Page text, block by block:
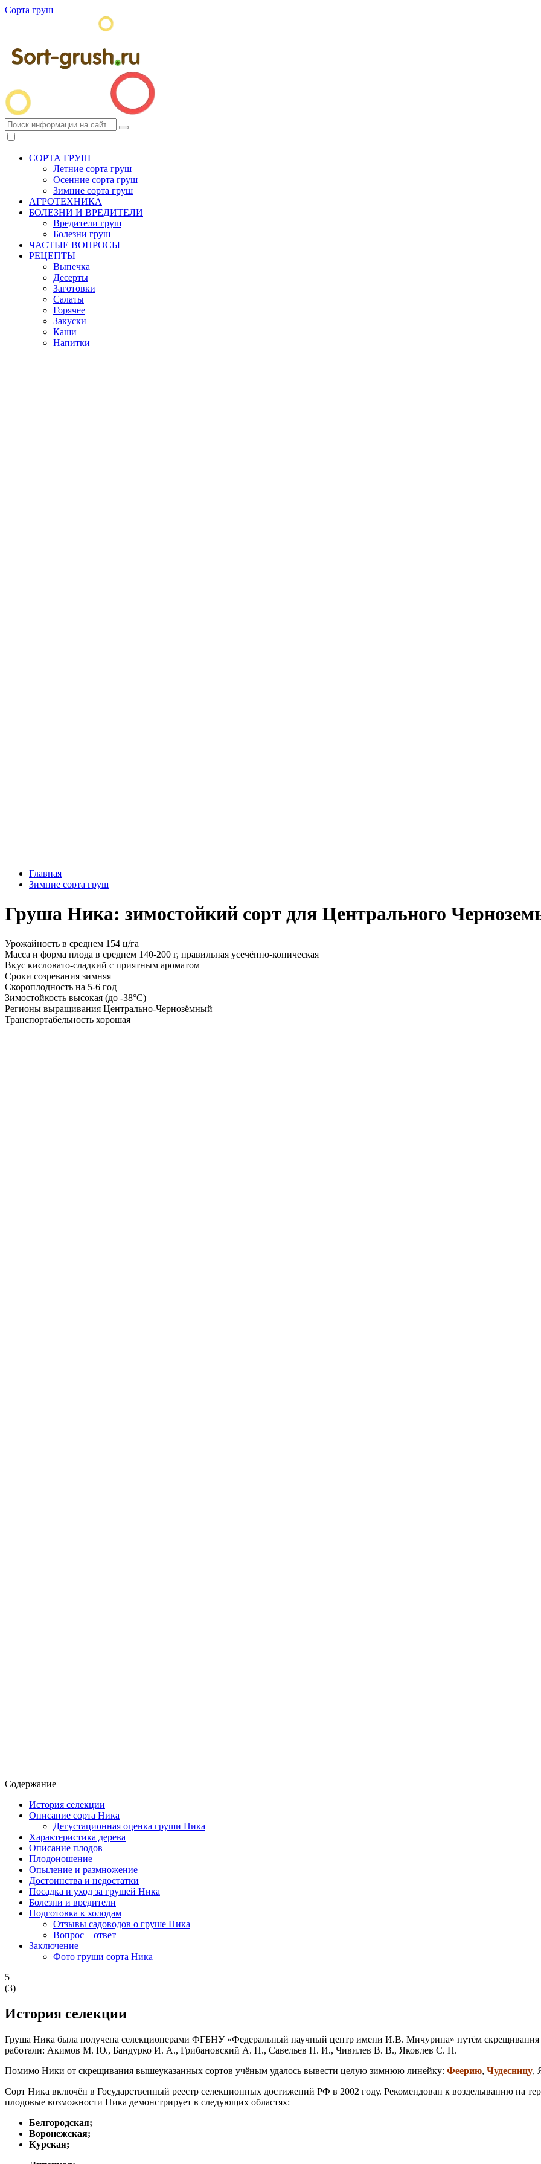
Сорта груш
СОРТА ГРУШ
Летние сорта груш
Осенние сорта груш
Зимние сорта груш
АГРОТЕХНИКА
БОЛЕЗНИ И ВРЕДИТЕЛИ
Вредители груш
Болезни груш
ЧАСТЫЕ ВОПРОСЫ
РЕЦЕПТЫ
Выпечка
Десерты
Заготовки
Салаты
Горячее
Закуски
Каши
Напитки
Главная
Зимние сорта груш
Груша Ника: зимостойкий сорт для Центрального
Урожайность в среднем 154 ц/га
Масса и форма плода в среднем 140-200 г, правильная усечённо-коническая
Вкус кисловато-сладкий с приятным ароматом
Сроки созревания зимняя
Скороплодность на 5-6 год
Зимостойкость высокая (до -38°C)
Регионы выращивания Центрально-Чернозёмный
Транспортабельность хорошая
Содержание
История селекции
Описание сорта Ника
Дегустационная оценка груши Ника
Характеристика дерева
Описание плодов
Плодоношение
Опыление и размножение
Достоинства и недостатки
Посадка и уход за грушей Ника
Болезни и вредители
Подготовка к холодам
Отзывы садоводов о груше Ника
Вопрос – ответ
Заключение
Фото груши сорта Ника
5
(3)
История селекции
Груша Ника была получена селекционерами ФГБНУ «Федеральный научный центр имени И.В. Мичурина» путём скрещивания
работали: Акимов М. Ю., Бандурко И. А., Грибановский А. П., Савельев Н. И., Чивилев В. В., Яковлев С. П.
Помимо Ники от скрещивания вышеуказанных сортов учёным удалось вывести целую зимнюю линейку: Феерию, Чудесницу,
Сорт Ника включён в Государственный реестр селекционных достижений РФ в 2002 году. Рекомендован к возделыванию на
плодовые возможности Ника демонстрирует в следующих областях:
Белгородская;
Воронежская;
Курская;